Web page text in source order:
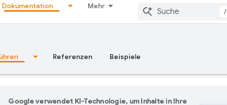
Dokumentation Mehr
/
Referenzen Beispiele
Google verwendet KI-Technologie, um Inhalte in Ihre